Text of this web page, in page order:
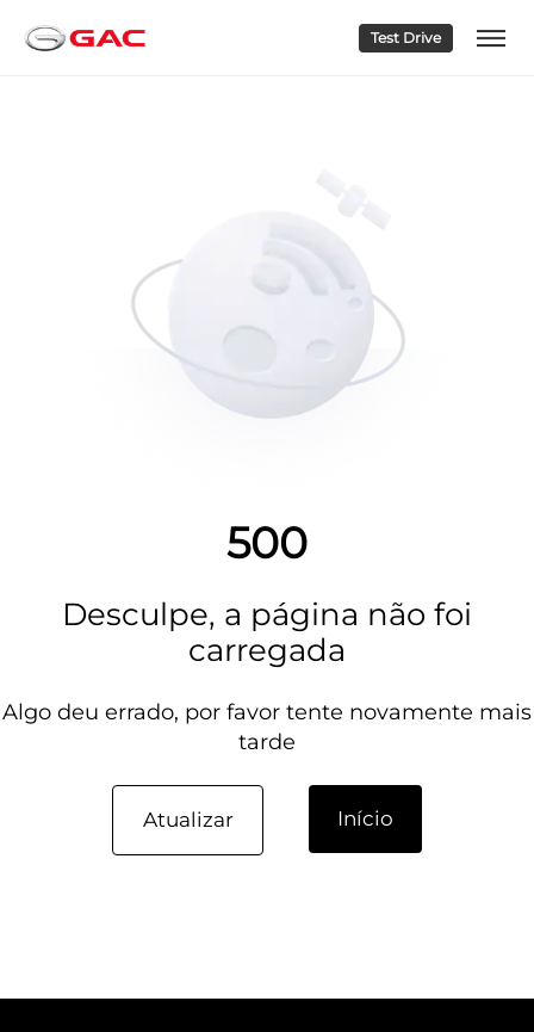
Test Drive
500
Desculpe, a página não foi
carregada
Algo deu errado, por favor tente novamente mais
tarde
Atualizar Início